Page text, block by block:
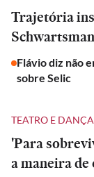
Trajetória
Flávio diz não
sobre Selic
TEATRO E DANÇA
'Para
a maneira